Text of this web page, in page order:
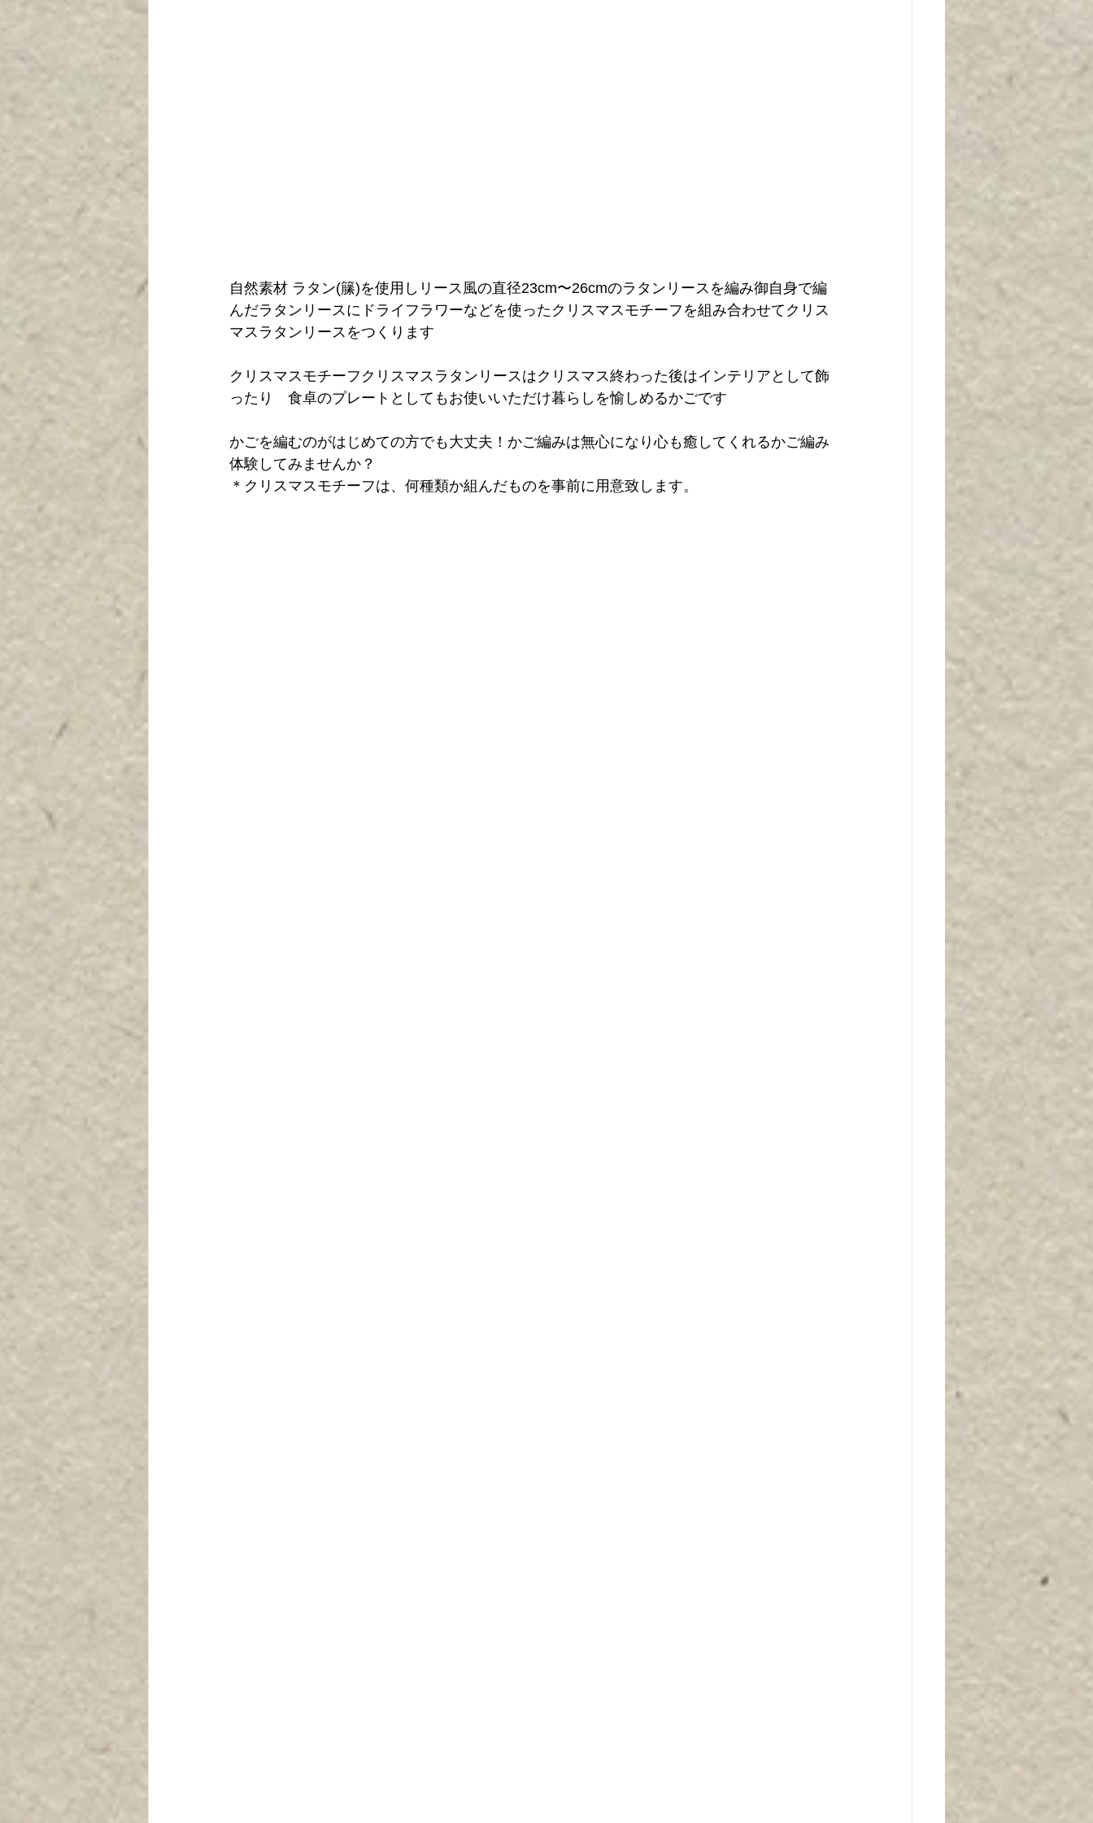
自然素材 ラタン(籘)を使用しリース風の直径23cm〜26cmのラタンリースを編み御自身で編
んだラタンリースにドライフラワーなどを使ったクリスマスモチーフを組み合わせてクリス
マスラタンリースをつくります
クリスマスモチーフクリスマスラタンリースはクリスマス終わった後はインテリアとして飾
ったり　食卓のプレートとしてもお使いいただけ暮らしを愉しめるかごです
かごを編むのがはじめての方でも大丈夫！かご編みは無心になり心も癒してくれるかご編み
体験してみませんか？
＊クリスマスモチーフは、何種類か組んだものを事前に用意致します。